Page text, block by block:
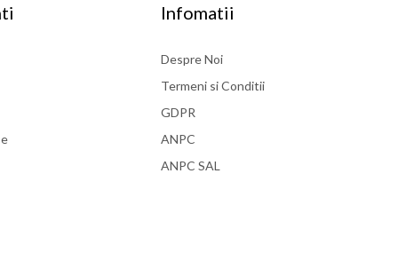
Infomatii
Despre Noi
Termeni si Conditii
GDPR
ANPC
ANPC SAL